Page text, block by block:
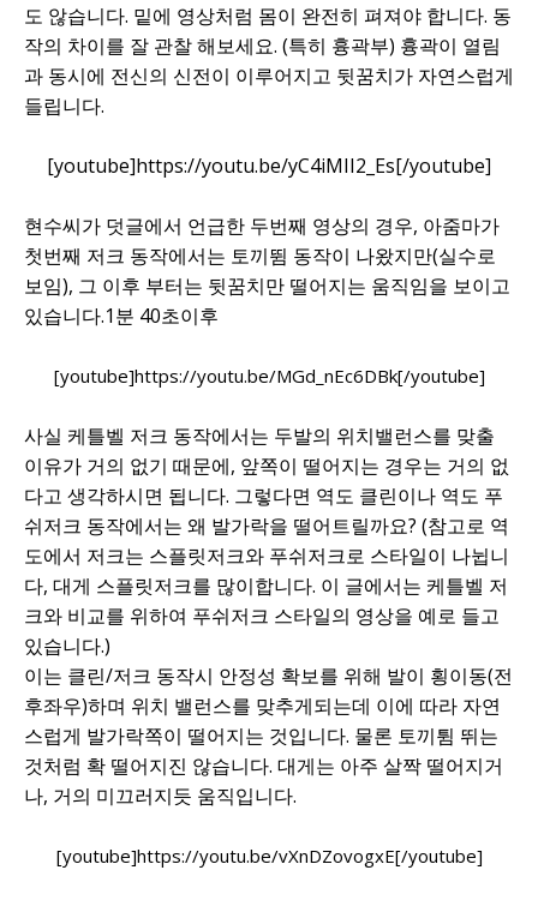
도 않습니다. 밑에 영상처럼 몸이 완전히 펴져야 합니다. 동
작의 차이를 잘 관찰 해보세요. (특히 흉곽부) 흉곽이 열림
과 동시에 전신의 신전이 이루어지고 뒷꿈치가 자연스럽게
들립니다.
[youtube]https://youtu.be/yC4iMII2_Es[/youtube]
현수씨가 덧글에서 언급한 두번째 영상의 경우, 아줌마가
첫번째 저크 동작에서는 토끼뜀 동작이 나왔지만(실수로
보임), 그 이후 부터는 뒷꿈치만 떨어지는 움직임을 보이고
있습니다.1분 40초이후
[youtube]https://youtu.be/MGd_nEc6DBk[/youtube]
사실 케틀벨 저크 동작에서는 두발의 위치밸런스를 맞출
이유가 거의 없기 때문에, 앞쪽이 떨어지는 경우는 거의 없
다고 생각하시면 됩니다. 그렇다면 역도 클린이나 역도 푸
쉬저크 동작에서는 왜 발가락을 떨어트릴까요? (참고로 역
도에서 저크는 스플릿저크와 푸쉬저크로 스타일이 나뉩니
다, 대게 스플릿저크를 많이합니다. 이 글에서는 케틀벨 저
크와 비교를 위하여 푸쉬저크 스타일의 영상을 예로 들고
있습니다.)
이는 클린/저크 동작시 안정성 확보를 위해 발이 횡이동(전
후좌우)하며 위치 밸런스를 맞추게되는데 이에 따라 자연
스럽게 발가락쪽이 떨어지는 것입니다. 물론 토끼튐 뛰는
것처럼 확 떨어지진 않습니다. 대게는 아주 살짝 떨어지거
나, 거의 미끄러지듯 움직입니다.
[youtube]https://youtu.be/vXnDZovogxE[/youtube]